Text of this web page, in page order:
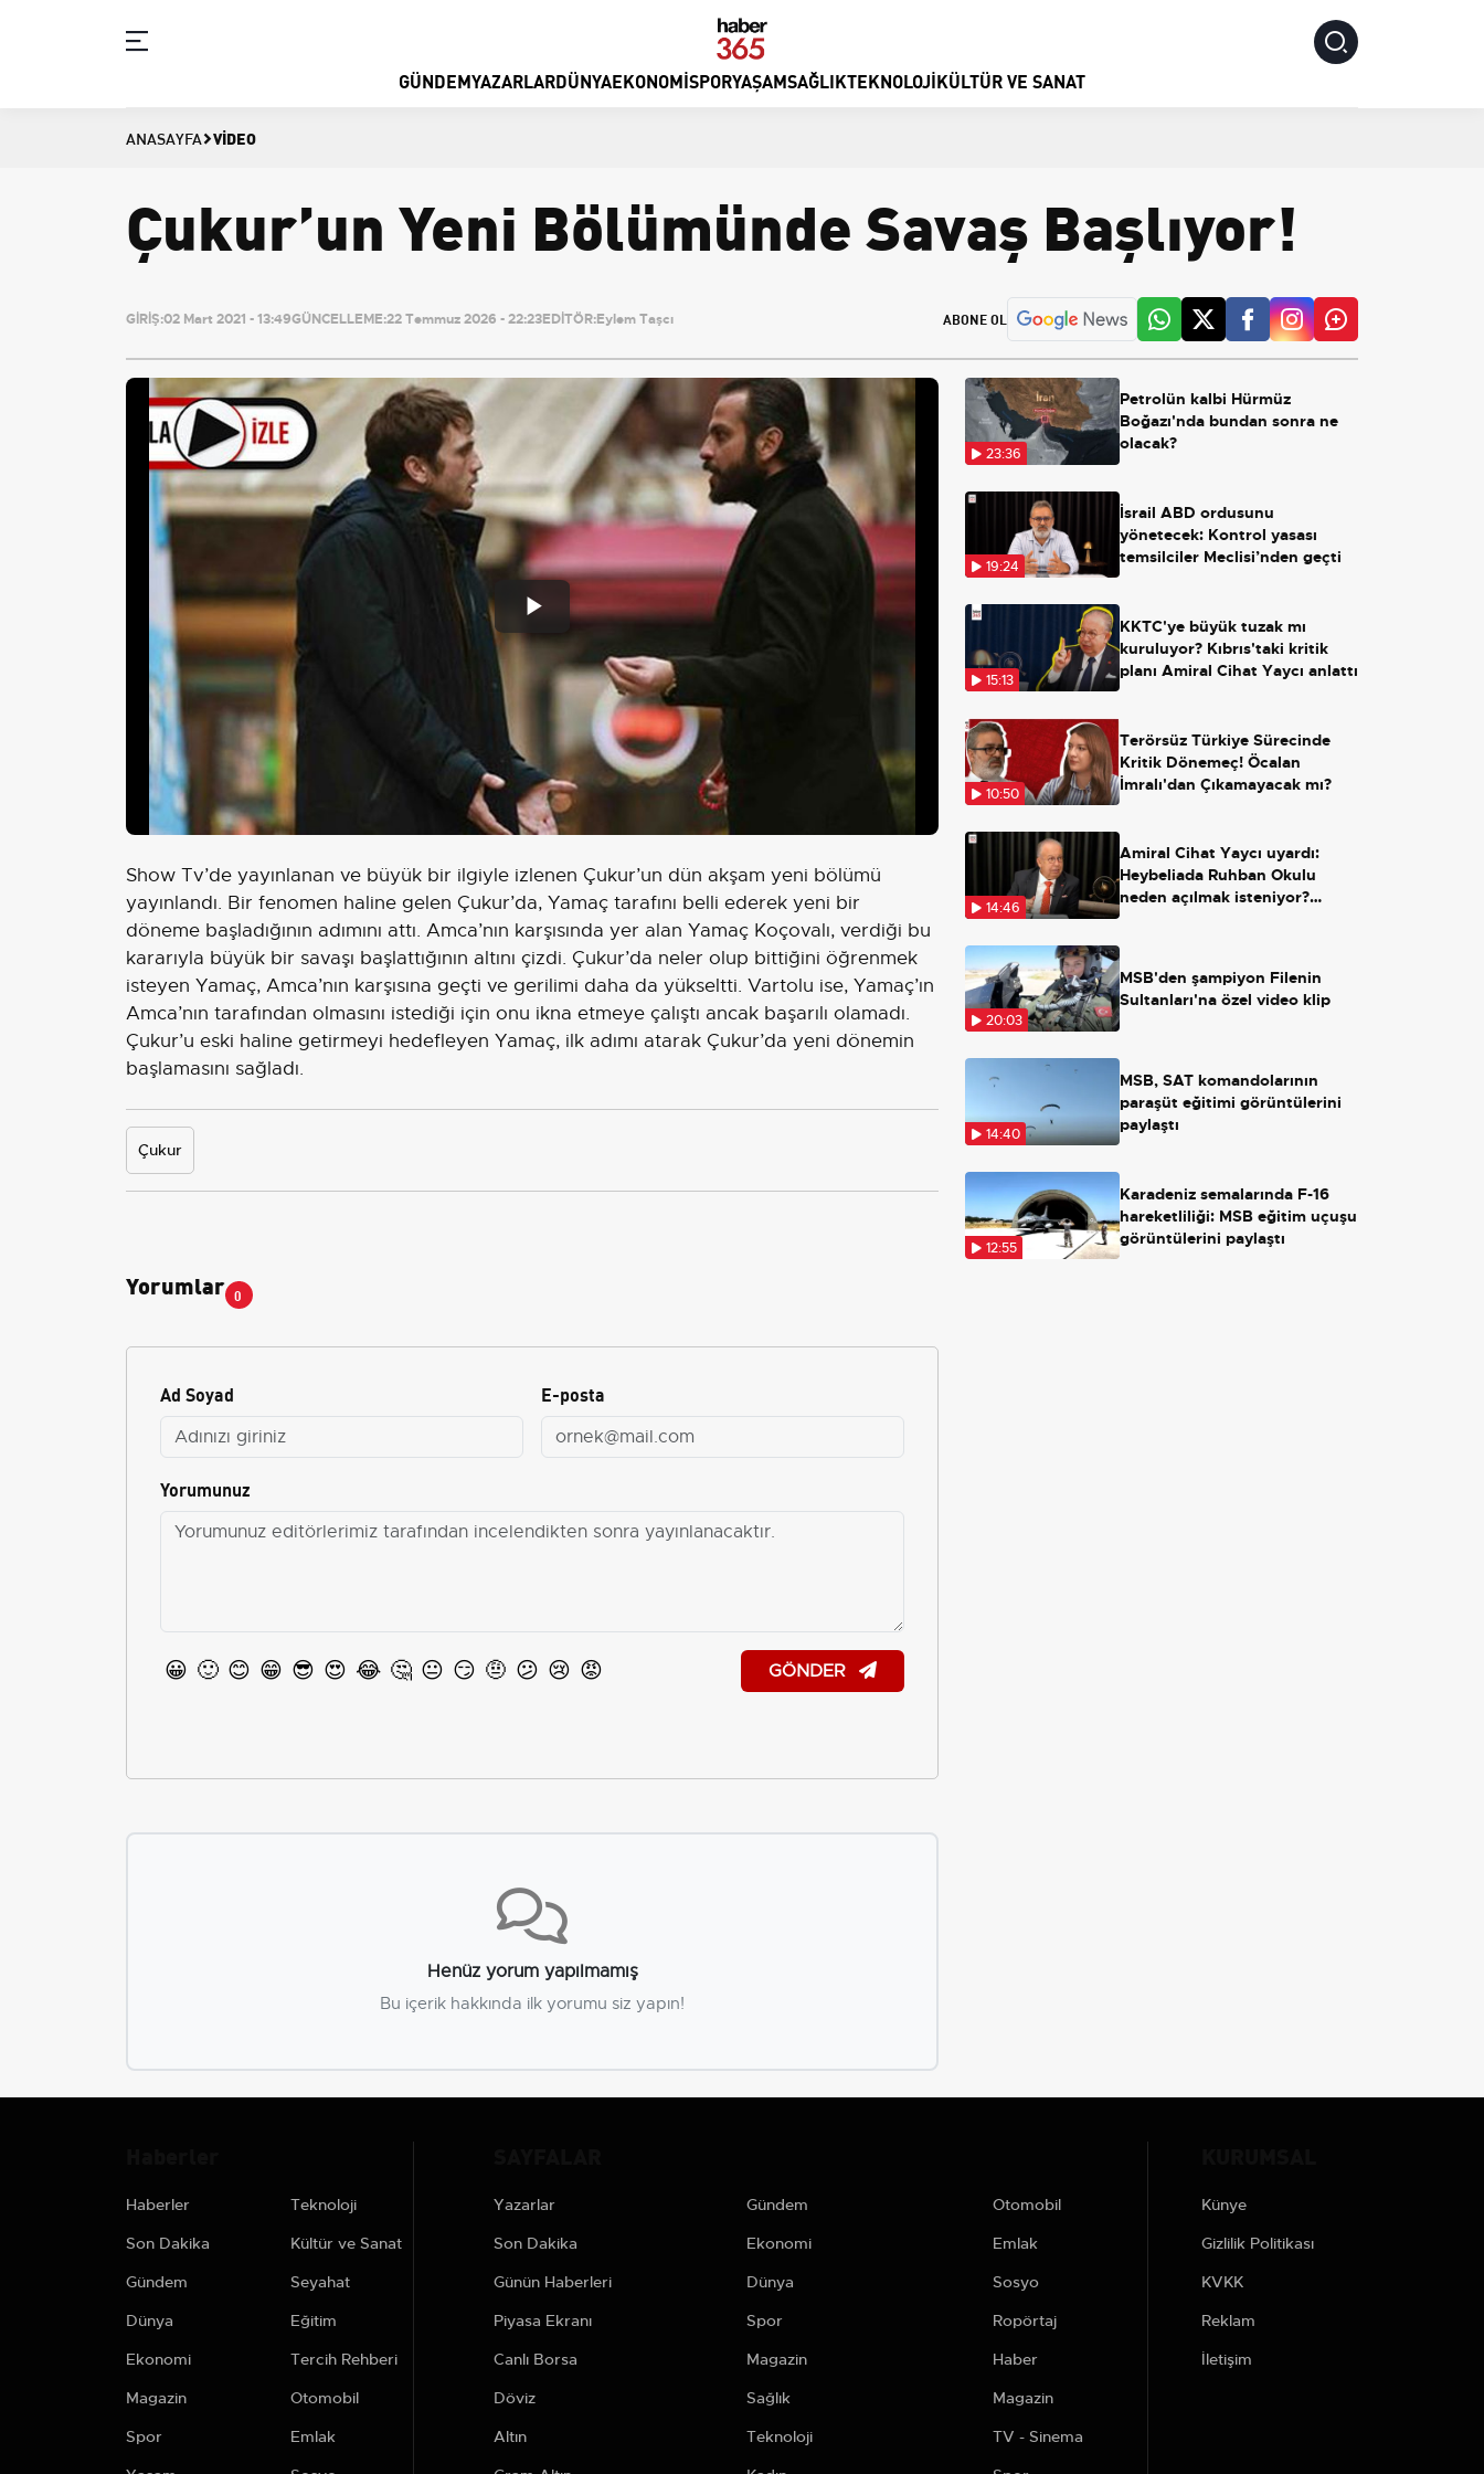
GÜNDEMYAZARLARDÜNYAEKONOMISPORYAŞAMSAĞLIKTEKNOLOJIKÜLTÜR VE SANAT
ANASAYFA VIDEO
Çukur’un Yeni Bölümünde Savaş Başlıyor!
GİRİŞ:02 Mart 2021 - 13:49GÜNCELLEME:22 Temmuz 2026 - 22:23EDİTÖR:Eylem Taşcı ABONE OL
Play
Video
Show Tv’de yayınlanan ve büyük bir ilgiyle izlenen Çukur’un dün akşam yeni bölümü
yayınlandı. Bir fenomen haline gelen Çukur’da, Yamaç tarafını belli ederek yeni bir
döneme başladığının adımını attı. Amca’nın karşısında yer alan Yamaç Koçovalı, verdiği bu
kararıyla büyük bir savaşı başlattığının altını çizdi. Çukur’da neler olup bittiğini öğrenmek
isteyen Yamaç, Amca’nın karşısına geçti ve gerilimi daha da yükseltti. Vartolu ise, Yamaç’ın
Amca’nın tarafından olmasını istediği için onu ikna etmeye çalıştı ancak başarılı olamadı.
Çukur’u eski haline getirmeyi hedefleyen Yamaç, ilk adımı atarak Çukur’da yeni dönemin
başlamasını sağladı.
Çukur
Yorumlar 0
Ad Soyad E-posta
Yorumunuz
😀 🙂 😊 😁 😎 😍 😂 🤔 😐 😏 🤨 😕 😢 😡 GÖNDER
Henüz yorum yapılmamış
Bu içerik hakkında ilk yorumu siz yapın!
23:36
Petrolün kalbi Hürmüz
Boğazı'nda bundan sonra ne
olacak?
19:24
İsrail ABD ordusunu
yönetecek: Kontrol yasası
temsilciler Meclisi’nden geçti
15:13
KKTC'ye büyük tuzak mı
kuruluyor? Kıbrıs'taki kritik
planı Amiral Cihat Yaycı anlattı
10:50
Terörsüz Türkiye Sürecinde
Kritik Dönemeç! Öcalan
İmralı'dan Çıkamayacak mı?
14:46
Amiral Cihat Yaycı uyardı:
Heybeliada Ruhban Okulu
neden açılmak isteniyor?
20:03
MSB'den şampiyon Filenin
Sultanları'na özel video klip
14:40
MSB, SAT komandolarının
paraşüt eğitimi görüntülerini
paylaştı
12:55
Karadeniz semalarında F-16
hareketliliği: MSB eğitim uçuşu
görüntülerini paylaştı
Haberler
Son Dakika
Gündem
Dünya
Ekonomi
Magazin
Spor
Teknoloji
Kültür ve Sanat
Seyahat
Eğitim
Tercih Rehberi
Otomobil
Emlak
Yazarlar
Son Dakika
Günün Haberleri
Piyasa Ekranı
Canlı Borsa
Döviz
Altın
Gündem
Ekonomi
Dünya
Spor
Magazin
Sağlık
Teknoloji
Otomobil
Emlak
Sosyo
Ropörtaj
Haber
Magazin
TV - Sinema
Künye
Gizlilik Politikası
KVKK
Reklam
İletişim